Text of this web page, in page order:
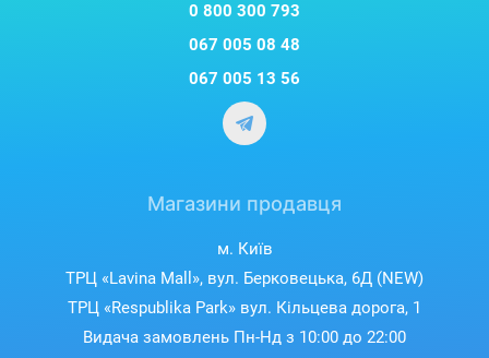
0 800 300 793
067 005 08 48
067 005 13 56
Магазини продавця
м. Київ
ТРЦ «Lavina Mall», вул. Берковецька, 6Д (NEW)
ТРЦ «Respublika Park» вул. Кільцева дорога, 1
Видача замовлень Пн-Нд з 10:00 до 22:00